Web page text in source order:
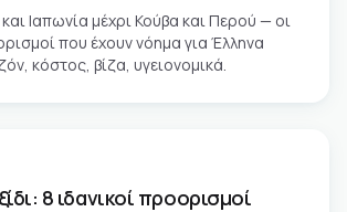
Ιαπωνία μέχρι Κούβα και Περού — οι
που έχουν νόημα για Έλληνα
κόστος, βίζα, υγειονομικά.
8 ιδανικοί προορισμοί